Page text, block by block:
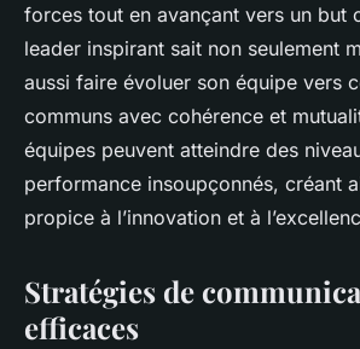
forces tout en avançant vers un but
leader inspirant sait non seulement
aussi faire évoluer son équipe vers
communs avec cohérence et
équipes peuvent atteindre des
performance insoupçonnés, créant
propice à l’innovation et à
Stratégies de
efficaces